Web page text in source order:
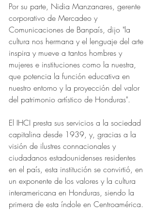
Por su parte, Nidia Manzanares, gerente
corporativo de Mercadeo y
Comunicaciones de Banpaís, dijo "la
cultura nos hermana y el lenguaje del arte
inspira y mueve a tantos hombres y
mujeres e instituciones como la nuestra,
que potencia la función educativa en
nuestro entorno y la proyección del valor
del patrimonio artístico de Honduras".
El IHCI presta sus servicios a la sociedad
capitalina desde 1939, y, gracias a la
visión de ilustres connacionales y
ciudadanos estadounidenses residentes
en el país, esta institución se convirtió, en
un exponente de los valores y la cultura
interamericana en Honduras, siendo la
primera de esta índole en Centroamérica.